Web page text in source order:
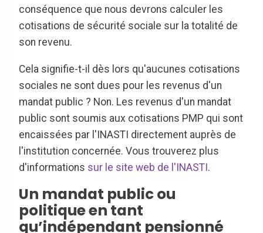
conséquence que nous devrons calculer les
cotisations de sécurité sociale sur la totalité de
son revenu.
Cela signifie-t-il dès lors qu'aucunes cotisations
sociales ne sont dues pour les revenus d'un
mandat public ? Non. Les revenus d'un mandat
public sont soumis aux cotisations PMP qui sont
encaissées par l'INASTI directement auprès de
l'institution concernée. Vous trouverez plus
d'informations sur le site web de l'INASTI.
Un mandat public ou
politique en tant
qu’indépendant pensionné